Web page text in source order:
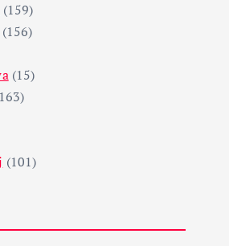
(159)
(15)
(101)